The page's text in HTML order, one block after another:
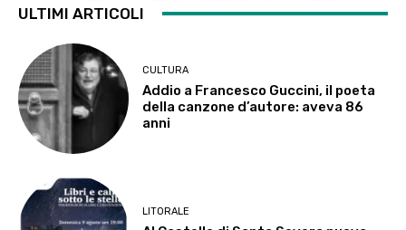
ULTIMI ARTICOLI
CULTURA
Addio a Francesco Guccini, il poeta
della canzone d’autore: aveva 86
anni
LITORALE